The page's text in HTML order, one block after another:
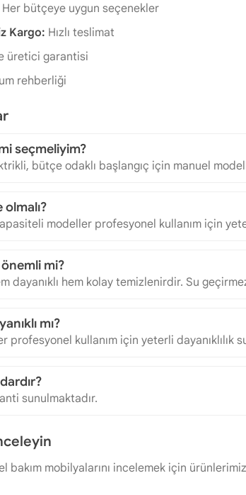
Her bütçeye uygun seçenekler
Kargo: Hızlı teslimat
üretici garantisi
rehberliği
seçmeliyim?
bütçe odaklı başlangıç için manuel
olmalı?
modeller profesyonel kullanım için
mi?
dayanıklı hem kolay temizlenirdir. Su
mı?
kullanım için yeterli dayanıklılık
sunulmaktadır.
mobilyalarını incelemek için